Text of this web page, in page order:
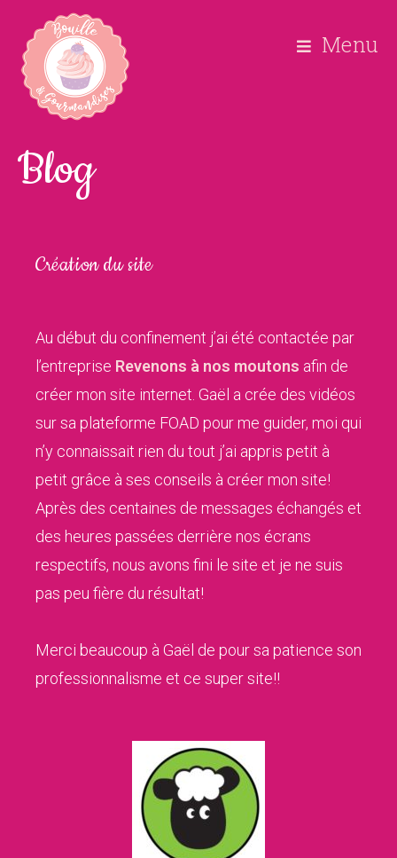
Menu
Blog
Création du site
Au début du confinement j’ai été contactée par
l’entreprise Revenons à nos moutons afin de
créer mon site internet. Gaël a crée des vidéos
sur sa plateforme FOAD pour me guider, moi qui
n’y connaissait rien du tout j’ai appris petit à
petit grâce à ses conseils à créer mon site!
Après des centaines de messages échangés et
des heures passées derrière nos écrans
respectifs, nous avons fini le site et je ne suis
pas peu fière du résultat!
Merci beaucoup à Gaël de pour sa patience son
professionnalisme et ce super site!!